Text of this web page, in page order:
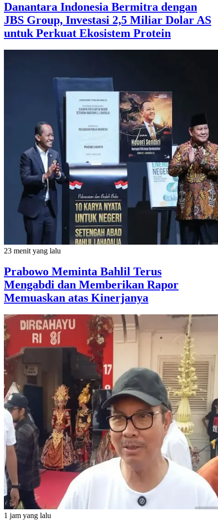
Danantara Indonesia Bermitra dengan
JBS Group, Investasi 2,5 Miliar Dolar AS
untuk Perkuat Ekosistem Protein
23 menit yang lalu
Prabowo Meminta Bahlil Terus
Mengabdi dan Memberikan Rapor
Memuaskan atas Kinerjanya
1 jam yang lalu